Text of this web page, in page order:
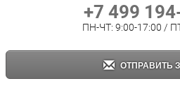
+7 499
ПН-ЧТ: 9:00-17:00 /
ОТПРАВИТЬ